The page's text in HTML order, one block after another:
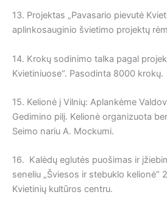
13. Projektas „Pavasario pievutė
aplinkosauginio švietimo projektų
14. Krokų sodinimo talka pagal
Kvietiniuose“. Pasodinta 8000 krokų.
15. Kelionė į Vilnių: Aplankėme
Gedimino pilį. Kelionė organizuota
Seimo nariu A. Mockumi.
16. Kalėdų eglutės puošimas ir
seneliu „Šviesos ir stebuklo kelionė“
Kvietinių kultūros centru.